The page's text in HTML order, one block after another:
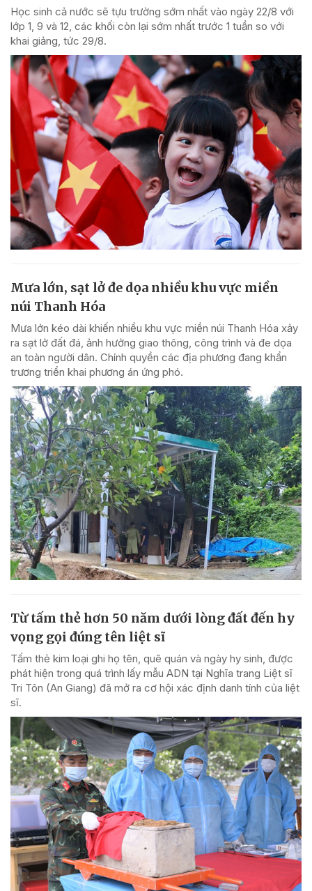
Học sinh cả nước sẽ tựu trường sớm nhất vào ngày 22/8 với
lớp 1, 9 và 12, các khối còn lại sớm nhất trước 1 tuần so với
khai giảng, tức 29/8.
Mưa lớn, sạt lở đe dọa nhiều khu vực miền
núi Thanh Hóa
Mưa lớn kéo dài khiến nhiều khu vực miền núi Thanh Hóa xảy
ra sạt lở đất đá, ảnh hưởng giao thông, công trình và đe dọa
an toàn người dân. Chính quyền các địa phương đang khẩn
trương triển khai phương án ứng phó.
Từ tấm thẻ hơn 50 năm dưới lòng đất đến hy
vọng gọi đúng tên liệt sĩ
Tấm thẻ kim loại ghi họ tên, quê quán và ngày hy sinh, được
phát hiện trong quá trình lấy mẫu ADN tại Nghĩa trang Liệt sĩ
Tri Tôn (An Giang) đã mở ra cơ hội xác định danh tính của liệt
sĩ.